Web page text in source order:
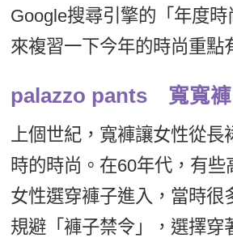
英文寫作
Cengage TED Talks
Google搜尋引擎的「年度時
來複習一下今年的時尚重點
palazzo pants 寬寬褲
上個世紀，寬褲讓女性從
時的時尚。在60年代，有
女性選穿褲子進入，當時很
規避「褲子禁令」，選擇穿